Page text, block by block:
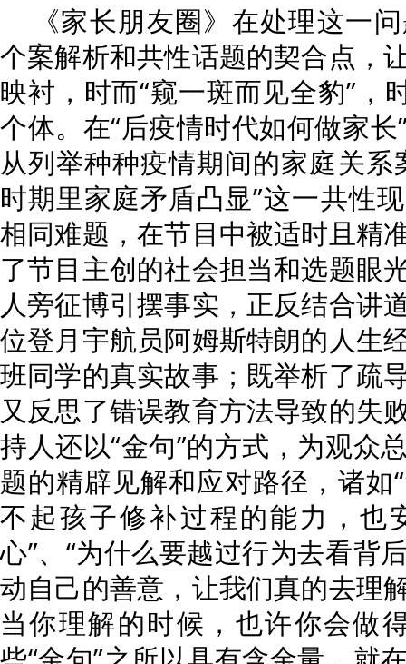
《家长朋友圈》在处理这一
个案解析和共性话题的契合点，
映衬，时而“窥一斑而见全豹”，
个体。在“后疫情时代如何做家
从列举种种疫情期间的家庭关系
时期里家庭矛盾凸显”这一共性
相同难题，在节目中被适时且精
了节目主创的社会担当和选题眼
人旁征博引摆事实，正反结合讲
位登月宇航员阿姆斯特朗的人生
班同学的真实故事；既举析了疏
又反思了错误教育方法导致的失
持人还以“金句”的方式，为观众
题的精辟见解和应对路径，诸如
不起孩子修补过程的能力，也
心”、“为什么要越过行为去看背
动自己的善意，让我们真的去理
当你理解的时候，也许你会做